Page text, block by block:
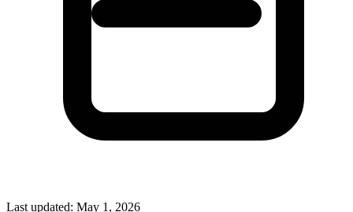
Last updated: May 1, 2026